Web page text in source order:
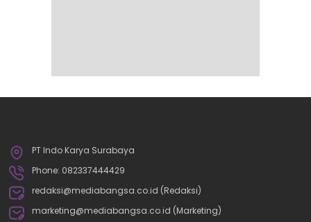
PT Indo Karya Surabaya
Phone: 082337444429
redaksi@mediabangsa.co.id (Redaksi)
marketing@mediabangsa.co.id (Marketing)